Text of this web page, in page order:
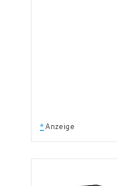
* Anzeige